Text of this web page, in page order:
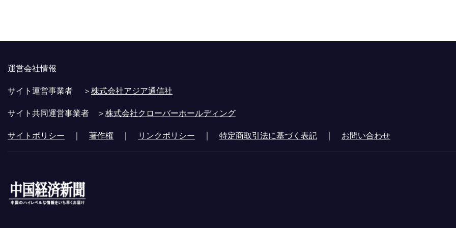
運営会社情報
サイト運営事業者 ＞株式会社アジア通信社
サイト共同運営事業者 ＞株式会社クローバーホールディング
サイトポリシー ｜ 著作権 ｜ リンクポリシー ｜ 特定商取引法に基づく表記 ｜ お問い合わせ